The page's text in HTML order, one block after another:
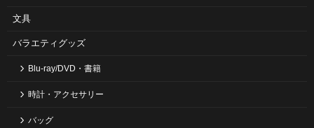
文具
バラエティグッズ
Blu-ray/DVD・書籍
時計・アクセサリー
バッグ